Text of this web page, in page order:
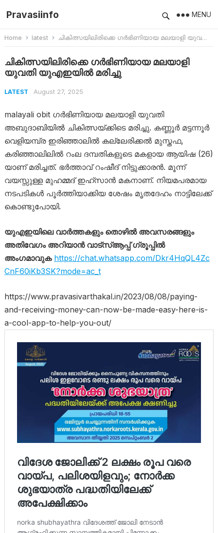
Pravasiinfo MENU
Home latest ചികിത്സയിലിരിക്കെ ഗർഭിണിയായ മലയാളി യുവതി യുഎഇയിൽ മരിച്ചു
ചികിത്സയിലിരിക്കെ ഗർഭിണിയായ മലയാളി
യുവതി യുഎഇയിൽ മരിച്ചു
LATEST August 27, 2025
malayali obit ഗർഭിണിയായ മലയാളി യുവതി
അബുദാബിയിൽ ചികിത്സയ്ക്കിടെ മരിച്ചു. കണ്ണൂർ മട്ടന്നൂർ
വെളിയമ്പ്ര ഇരിഞ്ഞാലിൽ കല്ലേരിക്കൽ മുസ്തഫ,
കരിഞ്ഞാലിലിൽ റംല ദമ്പതികളുടെ മകളായ ആയിഷ (26)
യാണ് മരിച്ചത്. ഭർത്താവ് റംഷീദ് നിട്ടുക്കാരൻ. മൂന്ന്
വയസ്സുള്ള മുഹമ്മദ് ഇഹ്സാൻ മകനാണ്. നിയമപരമായ
നടപടികൾ പൂർത്തിയാക്കിയ ശേഷം മൃതദേഹം നാട്ടിലേക്ക്
കൊണ്ടുപോയി.
യുഎഇയിലെ വാർത്തകളും തൊഴിൽ അവസരങ്ങളും
അതിവേഗം അറിയാൻ വാട്സ്ആപ്പ് ഗ്രൂപ്പിൽ
അംഗമാവുക https://chat.whatsapp.com/Dkr4HqQL4Zc
CnF60iKb3SK?mode=ac_t
https://www.pravasivarthakal.in/2023/08/08/paying-
and-receiving-money-can-now-be-made-easy-here-is-
a-cool-app-to-help-you-out/